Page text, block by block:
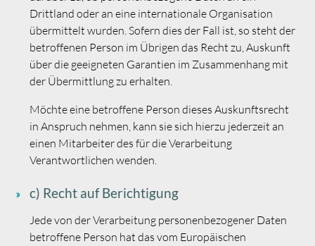
Drittland oder an eine internationale Organisation
übermittelt wurden. Sofern dies der Fall ist, so steht der
betroffenen Person im Übrigen das Recht zu, Auskunft
über die geeigneten Garantien im Zusammenhang mit
der Übermittlung zu erhalten.
Möchte eine betroffene Person dieses Auskunftsrecht
in Anspruch nehmen, kann sie sich hierzu jederzeit an
einen Mitarbeiter des für die Verarbeitung
Verantwortlichen wenden.
c) Recht auf Berichtigung
Jede von der Verarbeitung personenbezogener Daten
betroffene Person hat das vom Europäischen